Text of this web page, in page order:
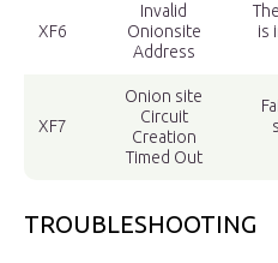
XF6
Invalid
Onionsite
Address
is
XF7
Onion site
Circuit
Creation
Timed Out
TROUBLESHOOTING